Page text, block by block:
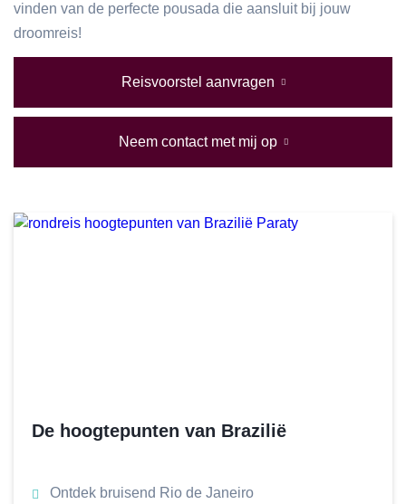
vinden van de perfecte pousada die aansluit bij jouw
droomreis!
Reisvoorstel aanvragen
Neem contact met mij op
De hoogtepunten van Brazilië
Ontdek bruisend Rio de Janeiro